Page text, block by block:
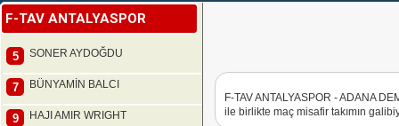
F-TAV ANTALYASPOR
5 SONER AYDOĞDU
7 BÜNYAMİN BALCI
9 HAJI AMIR WRIGHT
F-TAV ANTALYASPOR - ADANA
ile birlikte maç misafir takımın